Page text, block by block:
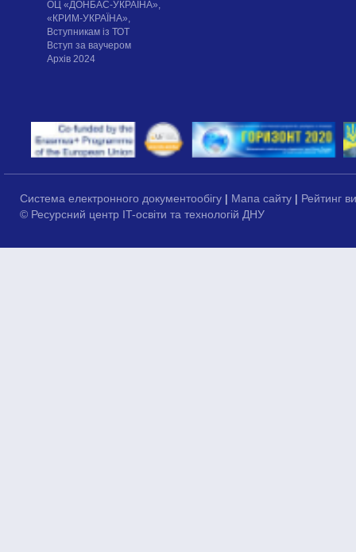
ОЦ «ДОНБАС-УКРАЇНА»,
«КРИМ-УКРАЇНА»,
Вступникам із ТОТ
Вступ за ваучером
Архів 2024
Система електронного документообігу | Мапа сайту | Рейтинг
© Ресурсний центр IT-освіти та технологій ДНУ